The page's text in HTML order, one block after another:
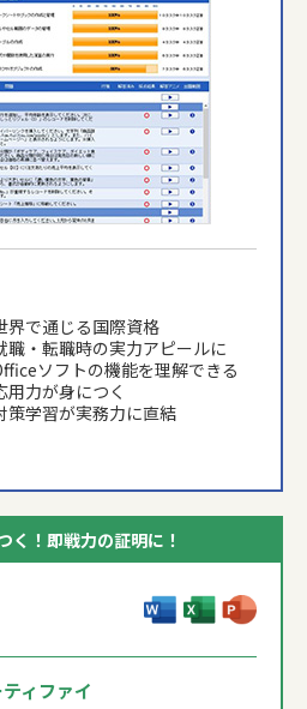
界で通じる国際資格
職・転職時の実力アピールに
ソフトの機能を理解できる
用力が身につく
策学習が実務力に直結
く！即戦力の証明に！
ィファイ